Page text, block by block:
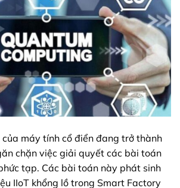
máy tính cổ điển đang trở thành
chặn việc giải quyết các bài toán
tạp. Các bài toán này phát sinh
IIoT khổng lồ trong Smart Factory